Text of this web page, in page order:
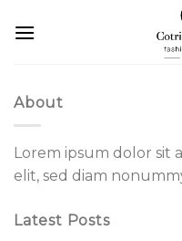
About
Lorem ipsum dolor sit
elit, sed diam
Latest Posts